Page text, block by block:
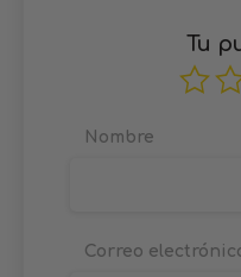
Tu
Nombre
Correo